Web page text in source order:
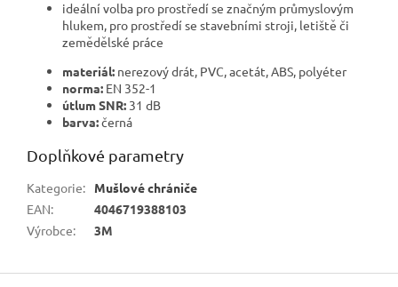
ideální volba pro prostředí se značným průmyslovým
hlukem, pro prostředí se stavebními stroji, letiště či
zemědělské práce
materiál: nerezový drát, PVC, acetát, ABS, polyéter
norma: EN 352-1
útlum SNR: 31 dB
barva:černá
Doplňkové parametry
Kategorie:
Mušlové chrániče
EAN:
4046719388103
Výrobce: 3M